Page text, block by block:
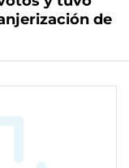
de